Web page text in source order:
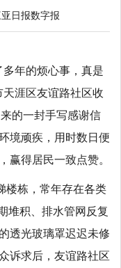
亚日报数字报
年的烦心事，真是
涯区友谊路社区收
的一封手写感谢信
境顽疾，用时数日便
赢得居民一致点赞。
楼栋，常年存在各类
堆积、排水管网反复
透光玻璃罩迟迟未修
诉求后，友谊路社区